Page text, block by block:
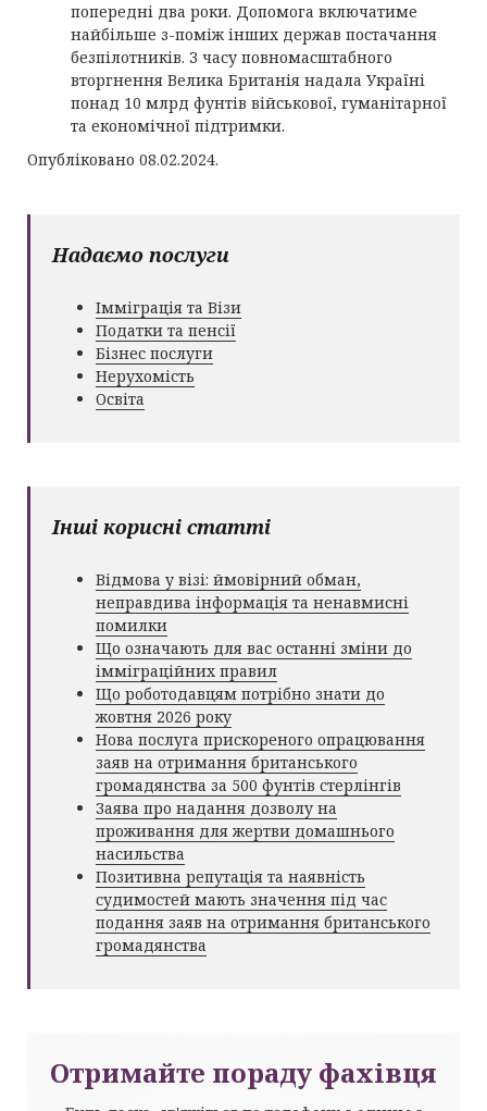
попередні два роки. Допомога включатиме
найбільше з-поміж інших держав постачання
безпілотників. З часу повномасштабного
вторгнення Велика Британія надала Україні
понад 10 млрд фунтів військової, гуманітарної
та економічної підтримки.
Опубліковано 08.02.2024.
Надаємо послуги
Імміграція та Візи
Податки та пенсії
Бізнес послуги
Нерухомість
Освіта
Інші корисні статті
Відмова у візі: ймовірний обман,
неправдива інформація та ненавмисні
помилки
Що означають для вас останні зміни до
імміграційних правил
Що роботодавцям потрібно знати до
жовтня 2026 року
Нова послуга прискореного опрацювання
заяв на отримання британського
громадянства за 500 фунтів стерлінгів
Заява про надання дозволу на
проживання для жертви домашнього
насильства
Позитивна репутація та наявність
судимостей мають значення під час
подання заяв на отримання британського
громадянства
Отримайте пораду фахівця